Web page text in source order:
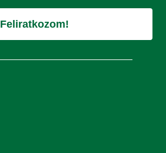
Feliratkozom!